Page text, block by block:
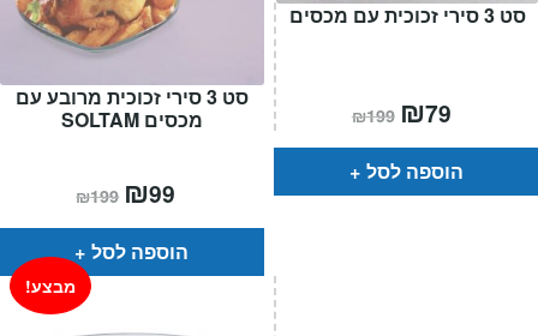
סט 3 סירי זכוכית מרובע עם
מכסים SOLTAM
₪199 המחיר
המקורי
היה:
₪199.
₪99
הוא:
הוספה לסל
סט 3 סירי זכוכית עם מכסים
₪199 המחיר
המקורי
היה:
₪199.
₪79
הוא:
הוספה לסל
מבצע!